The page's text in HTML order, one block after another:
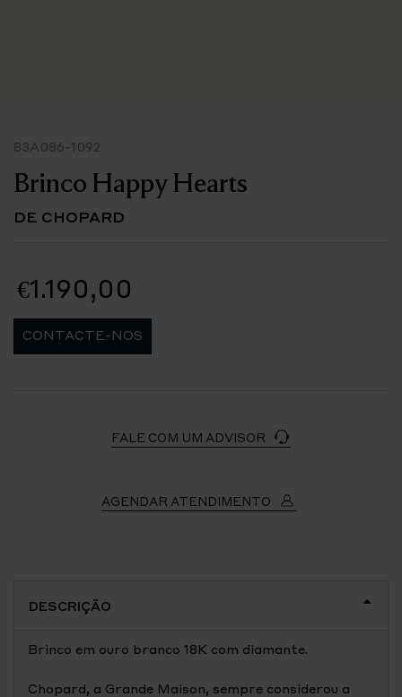
83A086-1092
Brinco Happy Hearts
DE CHOPARD
€1.190,00
CONTACTE-NOS
FALE COM UM ADVISOR
AGENDAR ATENDIMENTO
DESCRIÇÃO
Brinco em ouro branco 18K com diamante.
Chopard, a Grande Maison, sempre considerou a